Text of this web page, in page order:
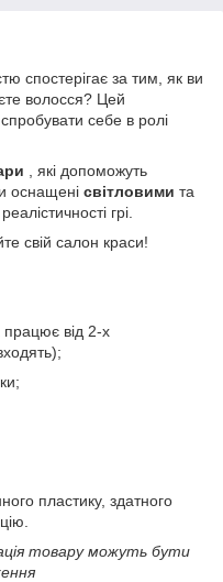
спостерігає за тим, як ви
волосся? Цей
себе в ролі
, які допоможуть
оснащені світловими та
грі.
свій салон краси!
працює від 2-х
пластику, здатного
товару можуть бути